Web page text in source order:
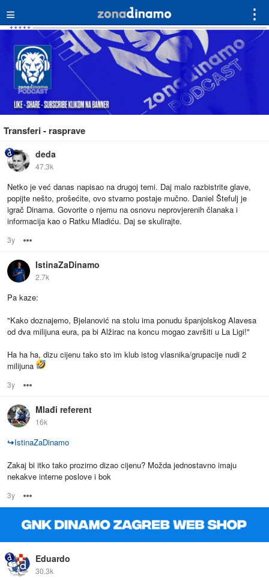
≡ ⋮
Transferi - rasprave
deda
47.3k
Netko je već danas napisao na drugoj temi. Daj malo razbistrite glave,
popijte nešto, prošećite, ovo stvarno postaje mučno. Daniel Štefulj je
igrač Dinama. Govorite o njemu na osnovu neprovjerenih članaka i
informacija kao o Ratku Mladiću. Daj se skulirajte.
3y
IstinaZaDinamo
2.7k
Pa kaze:
"Kako doznajemo, Bjelanović na stolu ima ponudu španjolskog Alavesa
od dva milijuna eura, pa bi Alžirac na koncu mogao završiti u La Ligi!"
Ha ha ha, dizu cijenu tako sto im klub istog vlasnika/grupacije nudi 2
milijuna
3y
Mlađi referent
16k
↪IstinaZaDinamo
Zakaj bi itko tako prozirno dizao cijenu? Možda jednostavno imaju
nekakve interne poslove i bok
3y
Eduardo
30.3k